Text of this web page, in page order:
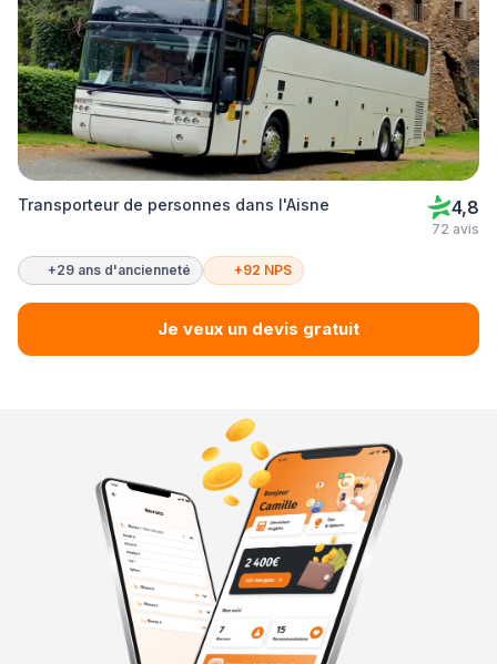
Transporteur de personnes dans l'Aisne 4,8
72 avis
+29 ans d'ancienneté +92 NPS
Je veux un devis gratuit